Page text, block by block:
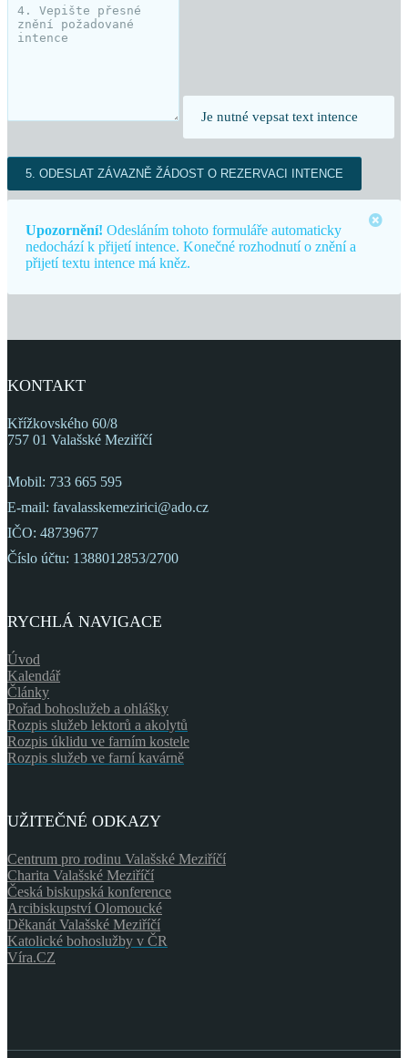
Je nutné vepsat text intence
Upozornění! Odesláním tohoto formuláře automaticky
nedochází k přijetí intence. Konečné rozhodnutí o znění a
přijetí textu intence má kněz.
KONTAKT
Křížkovského 60/8
757 01 Valašské Meziříčí
Mobil: 733 665 595
E-mail: favalasskemezirici@ado.cz
IČO: 48739677
Číslo účtu: 1388012853/2700
RYCHLÁ NAVIGACE
Úvod
Kalendář
Články
Pořad bohoslužeb a ohlášky
Rozpis služeb lektorů a akolytů
Rozpis úklidu ve farním kostele
Rozpis služeb ve farní kavárně
UŽITEČNÉ ODKAZY
Centrum pro rodinu Valašské Meziříčí
Charita Valašské Meziříčí
Česká biskupská konference
Arcibiskupství Olomoucké
Děkanát Valašské Meziříčí
Katolické bohoslužby v ČR
Víra.CZ